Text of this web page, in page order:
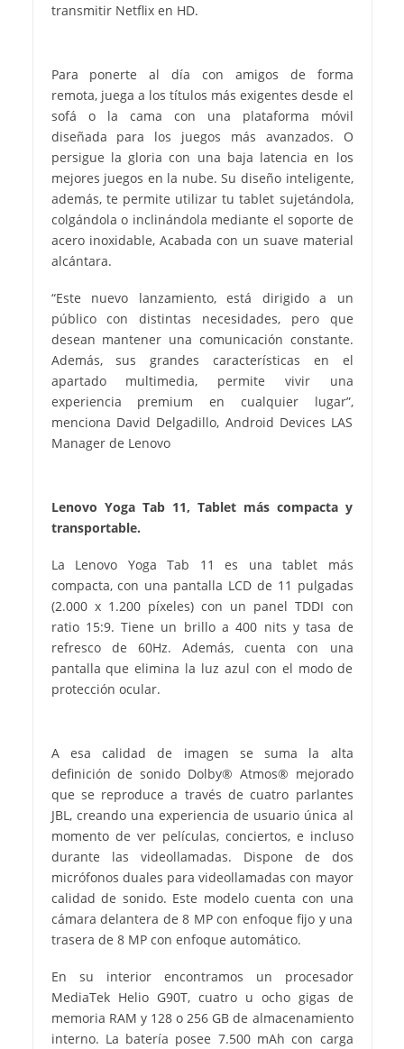
transmitir Netflix en HD.
Para ponerte al día con amigos de forma
remota, juega a los títulos más exigentes desde el
sofá o la cama con una plataforma móvil
diseñada para los juegos más avanzados. O
persigue la gloria con una baja latencia en los
mejores juegos en la nube. Su diseño inteligente,
además, te permite utilizar tu tablet sujetándola,
colgándola o inclinándola mediante el soporte de
acero inoxidable, Acabada con un suave material
alcántara.
“Este nuevo lanzamiento, está dirigido a un
público con distintas necesidades, pero que
desean mantener una comunicación constante.
Además, sus grandes características en el
apartado multimedia, permite vivir una
experiencia premium en cualquier lugar”,
menciona David Delgadillo, Android Devices LAS
Manager de Lenovo
Lenovo Yoga Tab 11, Tablet más compacta y
transportable.
La Lenovo Yoga Tab 11 es una tablet más
compacta, con una pantalla LCD de 11 pulgadas
(2.000 x 1.200 píxeles) con un panel TDDI con
ratio 15:9. Tiene un brillo a 400 nits y tasa de
refresco de 60Hz. Además, cuenta con una
pantalla que elimina la luz azul con el modo de
protección ocular.
A esa calidad de imagen se suma la alta
definición de sonido Dolby® Atmos® mejorado
que se reproduce a través de cuatro parlantes
JBL, creando una experiencia de usuario única al
momento de ver películas, conciertos, e incluso
durante las videollamadas. Dispone de dos
micrófonos duales para videollamadas con mayor
calidad de sonido. Este modelo cuenta con una
cámara delantera de 8 MP con enfoque fijo y una
trasera de 8 MP con enfoque automático.
En su interior encontramos un procesador
MediaTek Helio G90T, cuatro u ocho gigas de
memoria RAM y 128 o 256 GB de almacenamiento
interno. La batería posee 7.500 mAh con carga